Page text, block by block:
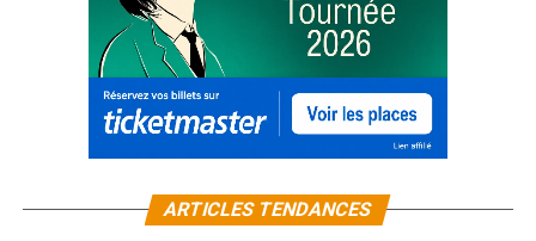
ARTICLES TENDANCES